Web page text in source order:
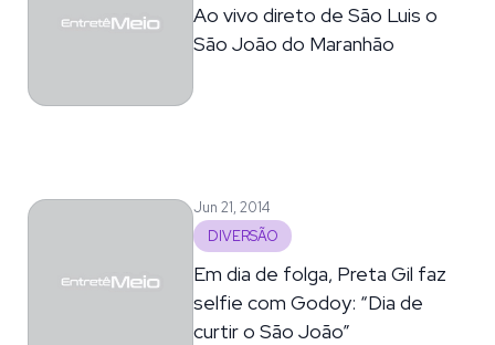
Ao vivo direto de São Luis o
São João do Maranhão
Jun 21, 2014
DIVERSÃO
Em dia de folga, Preta Gil faz
selfie com Godoy: “Dia de
curtir o São João”